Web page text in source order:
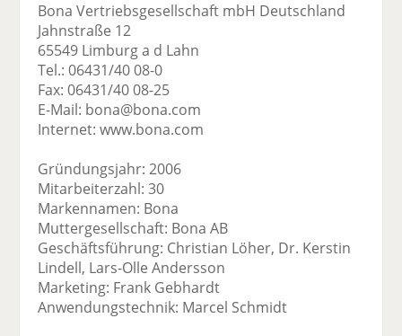
Bona Vertriebsgesellschaft mbH Deutschland
Jahnstraße 12
65549 Limburg a d Lahn
Tel.: 06431/40 08-0
Fax: 06431/40 08-25
E-Mail: bona@bona.com
Internet: www.bona.com
Gründungsjahr: 2006
Mitarbeiterzahl: 30
Markennamen: Bona
Muttergesellschaft: Bona AB
Geschäftsführung: Christian Löher, Dr. Kerstin
Lindell, Lars-Olle Andersson
Marketing: Frank Gebhardt
Anwendungstechnik: Marcel Schmidt